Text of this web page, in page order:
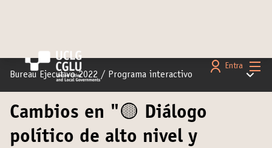
Entra
Bureau Ejecutivo 2022 / Programa interactivo Menú
Cambios en "🟡 Diálogo
político de alto nivel y